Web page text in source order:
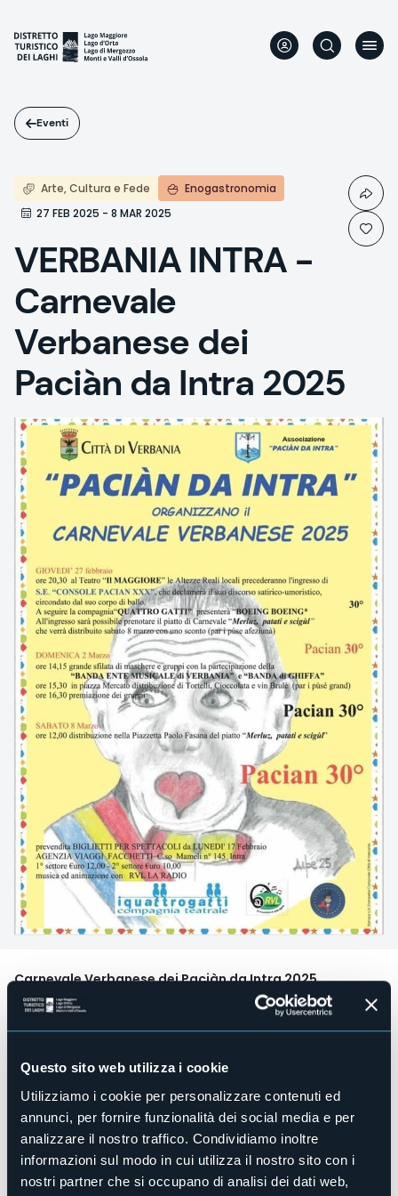
Questo sito web utilizza i cookie
Utilizziamo i cookie per personalizzare contenuti ed
annunci, per fornire funzionalità dei social media e per
analizzare il nostro traffico. Condividiamo inoltre
informazioni sul modo in cui utilizza il nostro sito con i
nostri partner che si occupano di analisi dei dati web,
contenuto
principale
Eventi
Arte, Cultura e Fede
Enogastronomia
27 FEB 2025 - 8 MAR 2025
VERBANIA INTRA -
Carnevale
Verbanese dei
Paciàn da Intra 2025
Carnevale Verbanese dei Paciàn da Intra 2025
Giovedì 27 febbraio
ore 20:30, Centro eventi Il Maggiore Verbania
Le Altezze Reali locali precederanno l'ingresso di S.E.
satirico-umoristico circondato dal suo corpo di ballo. A
seguire spettacolo della Compagnia Teatrale "I
Quattrogatti", che presenterà "Boeing Boeing".
All'ingresso sarà possibile prenotare il piatto di Carnevale
"Merluz, patati e scigùl" che verrà distribuito sabato 8 marzo